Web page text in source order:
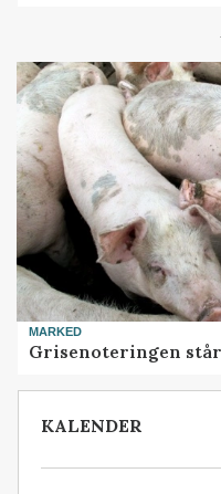
MARKED
Grisenoteringen
KALENDER